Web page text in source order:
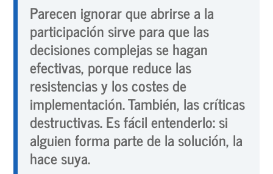
Parecen ignorar que abrirse a la
participación sirve para que las
decisiones complejas se hagan
efectivas, porque reduce las
resistencias y los costes de
implementación. También, las críticas
destructivas. Es fácil entenderlo: si
alguien forma parte de la solución, la
hace suya.